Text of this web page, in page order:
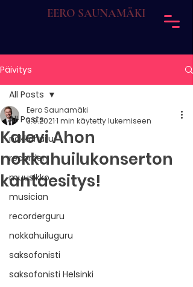
EERO SAUNAMÄKI
Päivitys
All Posts
nokkahuilu
recorder
muusikko
musician
recorderguru
nokkahuiluguru
saksofonisti
saksofonisti Helsinki
All Posts
Kalevi Ahon
nokkahuilukonserton
kantaesitys!
Eero Saunamäki
3.9.20211 min käytetty lukemiseen